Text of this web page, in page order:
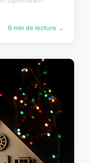
6 min de lecture →